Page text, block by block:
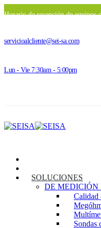
Horario de recepción de equipos
servicioalcliente@sei-sa.com
Lun - Vie 7:30am - 5:00pm
SOLUCIONES
DE MEDICIÓN
Calidad
Sondas